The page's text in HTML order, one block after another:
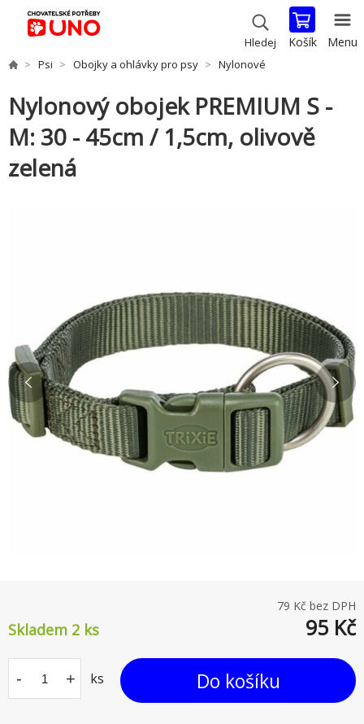
Hledej Košík Menu
Psi Obojky a ohlávky pro psy Nylonové
Nylonový obojek PREMIUM S -
M: 30 - 45cm / 1,5cm, olivově
zelená
79 Kč bez DPH
Skladem 2 ks 95 Kč
- + ks Do košíku